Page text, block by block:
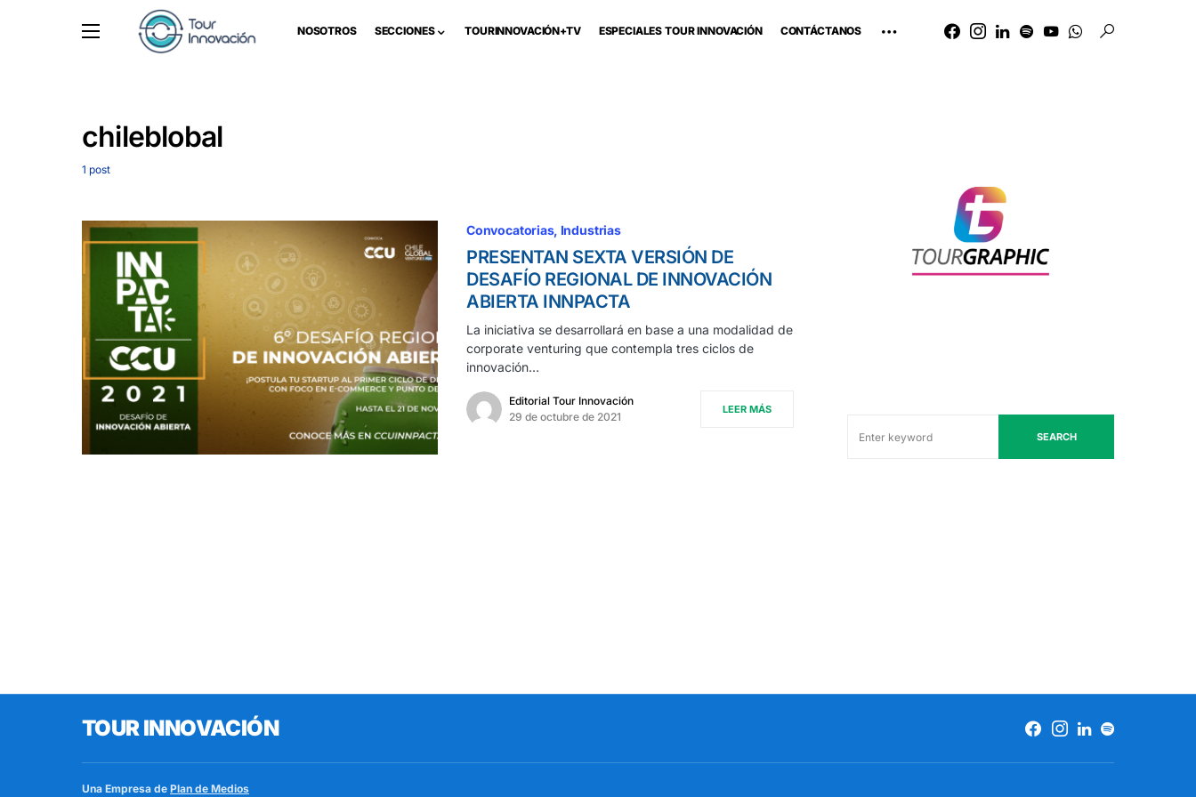
NOSOTROS SECCIONES TOURINNOVACIÓN+TV ESPECIALES TOUR INNOVACIÓN CONTÁCTANOS
chileblobal
1 post
Convocatorias Industrias
PRESENTAN SEXTA VERSIÓN DE
DESAFÍO REGIONAL DE INNOVACIÓN
ABIERTA INNPACTA
La iniciativa se desarrollará en base a una modalidad de
corporate venturing que contempla tres ciclos de
innovación…
Editorial Tour Innovación
29 de octubre de 2021
LEER MÁS
SEARCH
TOUR INNOVACIÓN
Una Empresa de Plan de Medios